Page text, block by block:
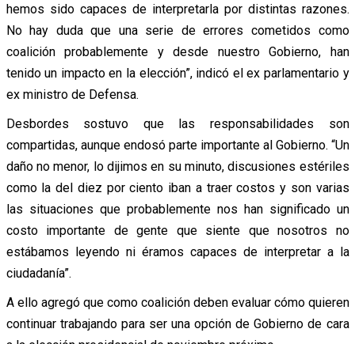
hemos sido capaces de interpretarla por distintas razones.
No hay duda que una serie de errores cometidos como
coalición probablemente y desde nuestro Gobierno, han
tenido un impacto en la elección”, indicó el ex parlamentario y
ex ministro de Defensa.
Desbordes sostuvo que las responsabilidades son
compartidas, aunque endosó parte importante al Gobierno. “Un
daño no menor, lo dijimos en su minuto, discusiones estériles
como la del diez por ciento iban a traer costos y son varias
las situaciones que probablemente nos han significado un
costo importante de gente que siente que nosotros no
estábamos leyendo ni éramos capaces de interpretar a la
ciudadanía”.
A ello agregó que como coalición deben evaluar cómo quieren
continuar trabajando para ser una opción de Gobierno de cara